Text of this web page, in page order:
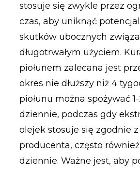
stosuje się zwykle przez
czas, aby uniknąć
skutków ubocznych
długotrwałym użyciem.
piołunem zalecana jest
okres nie dłuższy niż 4
piołunu można spożywać
dziennie, podczas gdy
olejek stosuje się zgodnie
producenta, często
dziennie. Ważne jest, aby